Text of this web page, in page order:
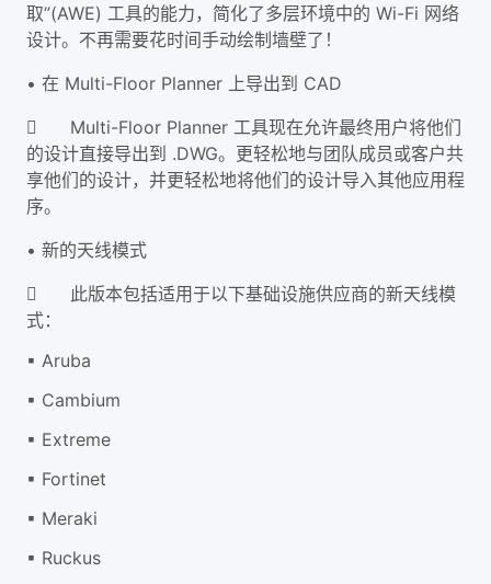
取”(AWE) 工具的能力，简化了多层环境中的 Wi-Fi 网络
设计。不再需要花时间手动绘制墙壁了！
• 在 Multi-Floor Planner 上导出到 CAD

Multi-Floor Planner 工具现在允许最终用户将他们
的设计直接导出到 .DWG。更轻松地与团队成员或客户共
享他们的设计，并更轻松地将他们的设计导入其他应用程
序。
• 新的天线模式

此版本包括适用于以下基础设施供应商的新天线模
式：
▪ Aruba
▪ Cambium
▪ Extreme
▪ Fortinet
▪ Meraki
▪ Ruckus